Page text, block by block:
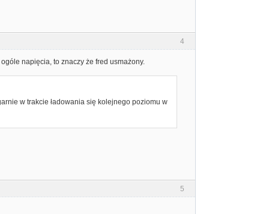
4
napięcia, to znaczy że fred usmażony.
w trakcie ładowania się kolejnego poziomu w
5